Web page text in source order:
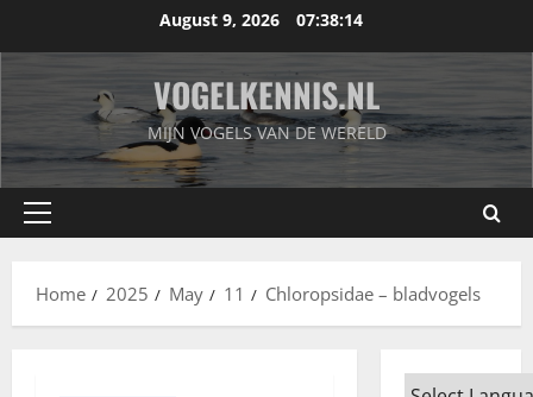
August 9, 2026 07:38:14
VOGELKENNIS.NL
MIJN VOGELS VAN DE WERELD
Primary
Home
2025 May 11 Chloropsidae – bladvogels